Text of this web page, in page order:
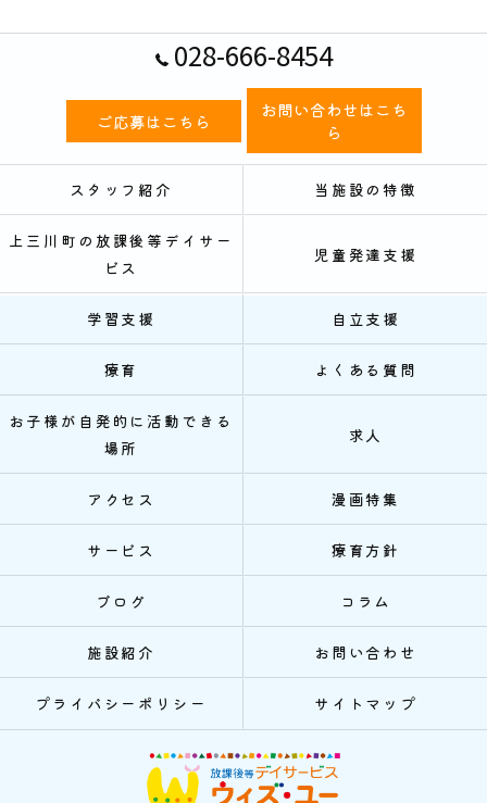
028-666-8454
ご応募はこちら
お問い合わせはこち
ら
スタッフ紹介 当施設の特徴
上三川町の放課後等デイサー
ビス
児童発達支援
学習支援 自立支援
療育 よくある質問
お子様が自発的に活動できる
場所
求人
アクセス 漫画特集
サービス 療育方針
ブログ コラム
施設紹介 お問い合わせ
プライバシーポリシー サイトマップ